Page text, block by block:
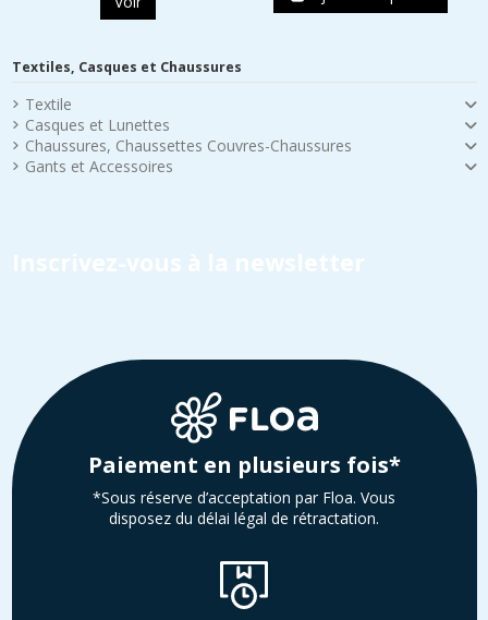
Textiles, Casques et Chaussures
Textile
Casques et Lunettes
Chaussures, Chaussettes Couvres-Chaussures
Gants et Accessoires
Inscrivez-vous à la newsletter
Paiement en plusieurs fois*
*Sous réserve d’acceptation par Floa. Vous
disposez du délai légal de rétractation.